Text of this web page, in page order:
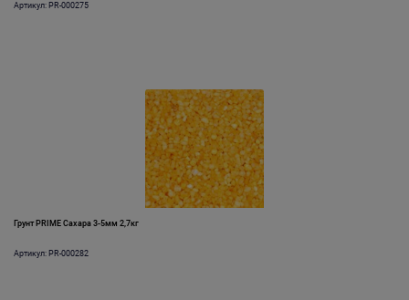
Артикул: PR-000275
Грунт PRIME Сахара 3-5мм 2,7кг
Артикул: PR-000282